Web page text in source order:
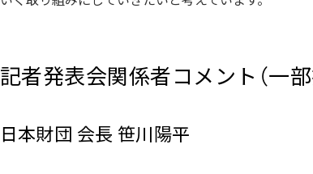
記者発表会関係者コメント（一部
日本財団 会長 笹川陽平